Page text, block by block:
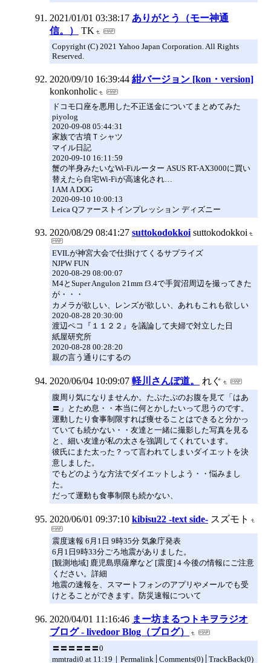
2021/01/01 03:38:17 ありがとう（モー神通
信。）
TK
Copyright (C) 2021 Yahoo Japan Corporation. All Rights
Reserved.
2020/09/10 16:39:44 紺バージョン [kon・version]
konkonholic
ドコモ口座を悪用した不正送金についてまとめてみた
piyolog
2020-09-08 05:44:31
家族で古墳Ｔシャツ
マイル日記
2020-09-10 16:11:59
蟹の半身みたいなWi-Fiルーター ASUS RT-AX3000に買い
替えたら自宅Wi-Fiが高速化され…
I AM A DOG
2020-09-10 10:00:13
Leica Qファーストインプレッション ディズニー
2020/08/29 08:41:27 suttokodokkoi suttokodokkoi
EVILが神宮大会で仕掛けてくるサプライズ
NJPW FUN
2020-08-29 08:00:07
M4とSuper Angulon 21mm f3.4で手賀沼周辺を撮ってきた
が・・・
カメラが欲しい、レンズが欲しい、あれもこれも欲しい
2020-08-28 20:30:00
渡辺ペコ『１１２２』を議論して夫婦で対立した日
紙屋研究所
2020-08-28 00:28:20
親の言う通りにするの
2020/06/04 10:09:07 軽川さんぽ道。 れぐ
腹周り気になりませんか。たぷたぷのお腹を見て「はあ
〓」とため息・・本当に何とかしたいって思うのです。
運動したり食事制限すれば痩せることはできると分かっ
ていても続かない・・友達と一緒に撮影した写真を見る
と、細い友達が私の太さを強調してくれています。
彼氏にまた太った？って言われてしまいダイエットを決
意しました。
でもどのような方法でダイエットしよう・・悩みまし
た。
だって運動も食事制限も続かない、
2020/06/01 09:37:10 kibisu22 -text side- スズモト
震度速報 6月1日 9時35分 気象庁発表
6月1日9時33分ごろ地震がありました。
[観測地域] 鹿児島県薩摩など [震度] 4 今後の情報にご注意
ください。詳細
地震の速報を、スマートフォンのアプリやメールでも受
けとることができます。防災速報について
2020/04/01 11:16:46 まー坊まるつトキヲラジオ
ブログ - livedoor Blog（ブログ）
〓〓〓〓〓〓0
mmtradi0 at 11:19｜Permalink│Comments(0)│TrackBack(0)